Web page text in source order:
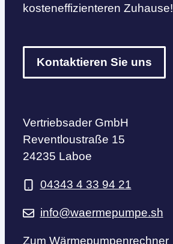
kosteneffizienteren Zuhause!
Kontaktieren Sie uns
Vertriebsader GmbH
Reventloustraße 15
24235 Laboe
04343 4 33 94 21
info@waermepumpe.sh
Zum Wärmepumpenrechner